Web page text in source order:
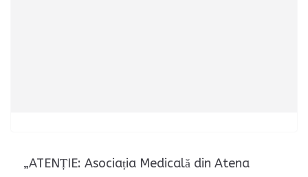
„ATENȚIE: Asociația Medicală din Atena